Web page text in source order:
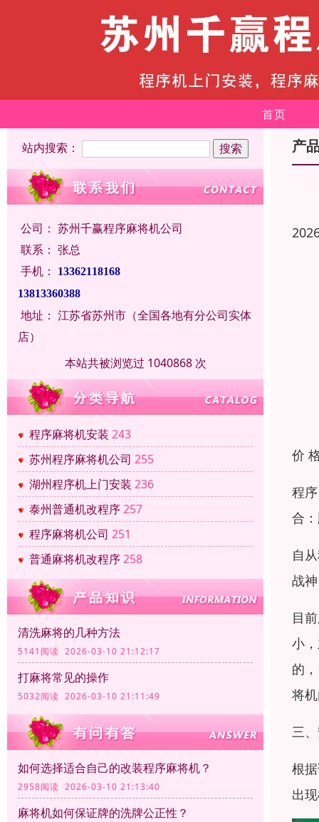
首页
站内搜索：
公司： 苏州千赢程序麻将机公司
联系： 张总
手机：
13362118168
13813360388
地址： 江苏省苏州市（全国各地有分公司实体
店）
本站共被浏览过 1040868 次
程序麻将机安装 243
苏州程序麻将机公司 255
湖州程序机上门安装 236
泰州普通机改程序257
程序麻将机公司 251
普通麻将机改程序258
清洗麻将的几种方法
5141阅读 2026-03-10 21:12:17
打麻将常见的操作
5032阅读 2026-03-10 21:11:49
如何选择适合自己的改装程序麻将机？
2958阅读 2026-03-10 21:13:40
麻将机如何保证牌的洗牌公正性？
产
价
程
合
自
战
目
小
的
将
三
根
出